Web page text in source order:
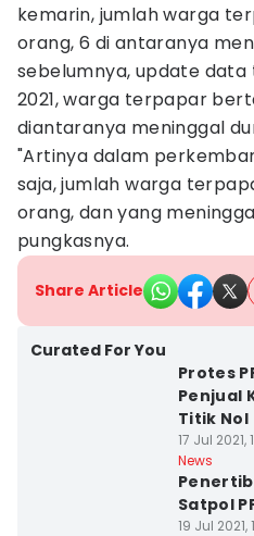
kemarin, jumlah warga
orang, 6 di antaranya
sebelumnya, update data
2021, warga terpapar
diantaranya meninggal
"Artinya dalam
saja, jumlah warga
orang, dan yang
pungkasnya.
Share Article
Curated For You
Protes
Penjual
Titik Nol
17 Jul 2021,
News
Satpol
19 Jul 2021,